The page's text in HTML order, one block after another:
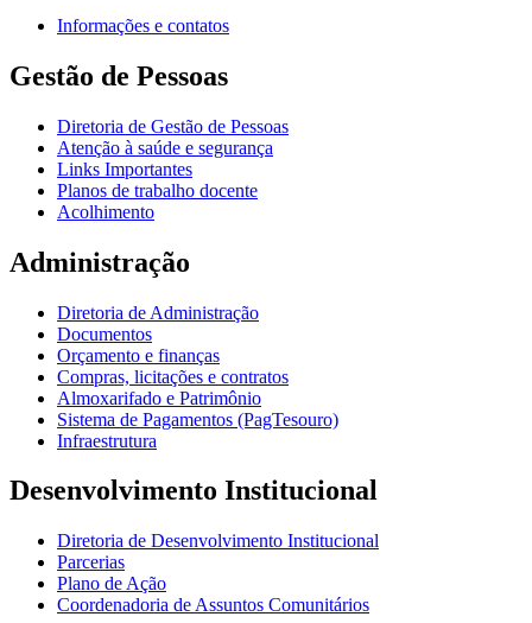
Informações e contatos
Gestão de Pessoas
Diretoria de Gestão de Pessoas
Atenção à saúde e segurança
Links Importantes
Planos de trabalho docente
Acolhimento
Administração
Diretoria de Administração
Documentos
Orçamento e finanças
Compras, licitações e contratos
Almoxarifado e Patrimônio
Sistema de Pagamentos (PagTesouro)
Infraestrutura
Desenvolvimento Institucional
Diretoria de Desenvolvimento Institucional
Parcerias
Plano de Ação
Coordenadoria de Assuntos Comunitários